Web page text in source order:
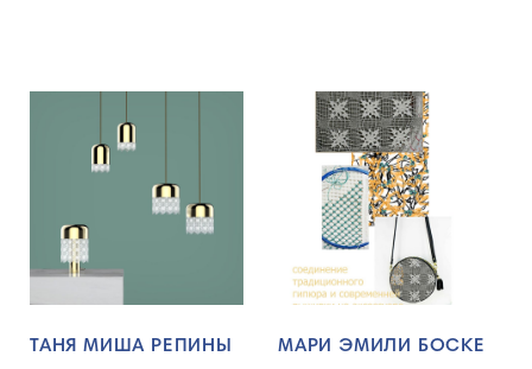
ТАНЯ МИША РЕПИНЫ МАРИ ЭМИЛИ БОСКЕ